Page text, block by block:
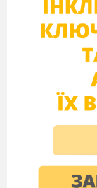
для
Під час